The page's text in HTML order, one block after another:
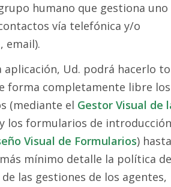
humano que gestiona uno
vía telefónica y/o
email).
aplicación, Ud. podrá hacerlo
forma completamente libre los
(mediante el Gestor Visual de
los formularios de introducción
Visual de Formularios) hasta
mínimo detalle la política de
las gestiones de los agentes,